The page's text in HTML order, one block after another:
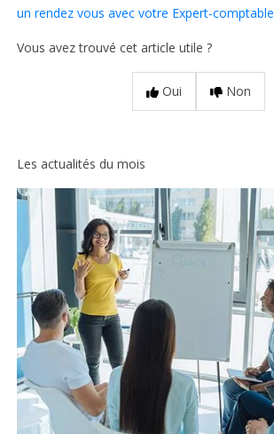
un rendez vous avec votre Expert-comptable
Vous avez trouvé cet article utile ?
Oui Non
Les actualités du mois